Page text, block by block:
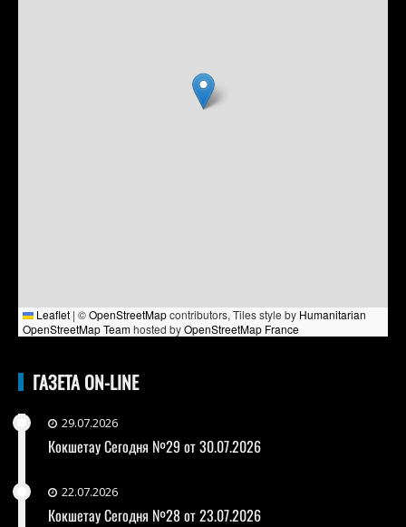
Leaflet | ©OpenStreetMapcontributors, Tiles style by Humanitarian
OpenStreetMap Teamhosted byOpenStreetMap France
ГАЗЕТА ON-LINE
29.07.2026
Кокшетау Сегодня №29 от 30.07.2026
22.07.2026
Кокшетау Сегодня №28 от 23.07.2026